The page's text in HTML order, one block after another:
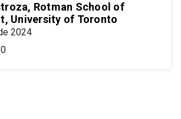
Rotman School of
University of Toronto
2024